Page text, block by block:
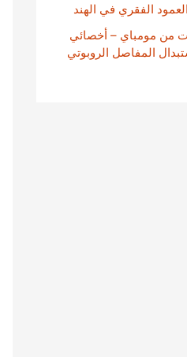
الفقري في الهند
من مومباي – أخصائي
المفاصل الروبوتي